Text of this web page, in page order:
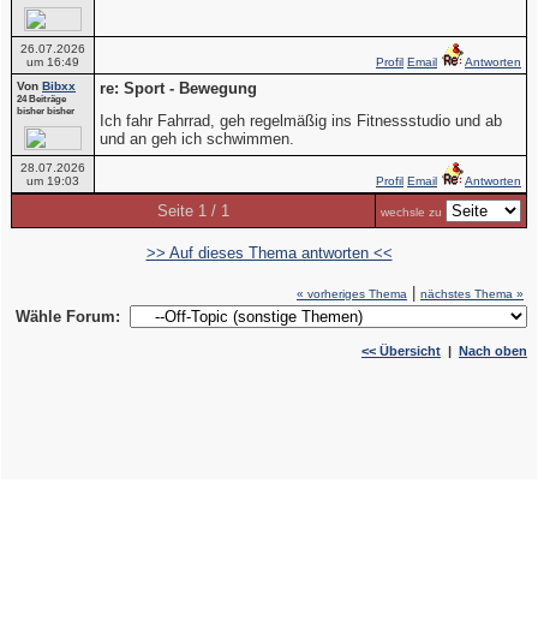
26.07.2026
um 16:49
Profil Email
Antworten
Von Bibxx
24 Beiträge
bisher bisher
re: Sport - Bewegung
Ich fahr Fahrrad, geh regelmäßig ins Fitnessstudio und ab
und an geh ich schwimmen.
28.07.2026
um 19:03
Profil Email Antworten
Seite 1 / 1 wechsle zu
>> Auf dieses Thema antworten <<
« vorheriges Thema nächstes Thema »
Wähle Forum:
<< Übersicht | Nach oben